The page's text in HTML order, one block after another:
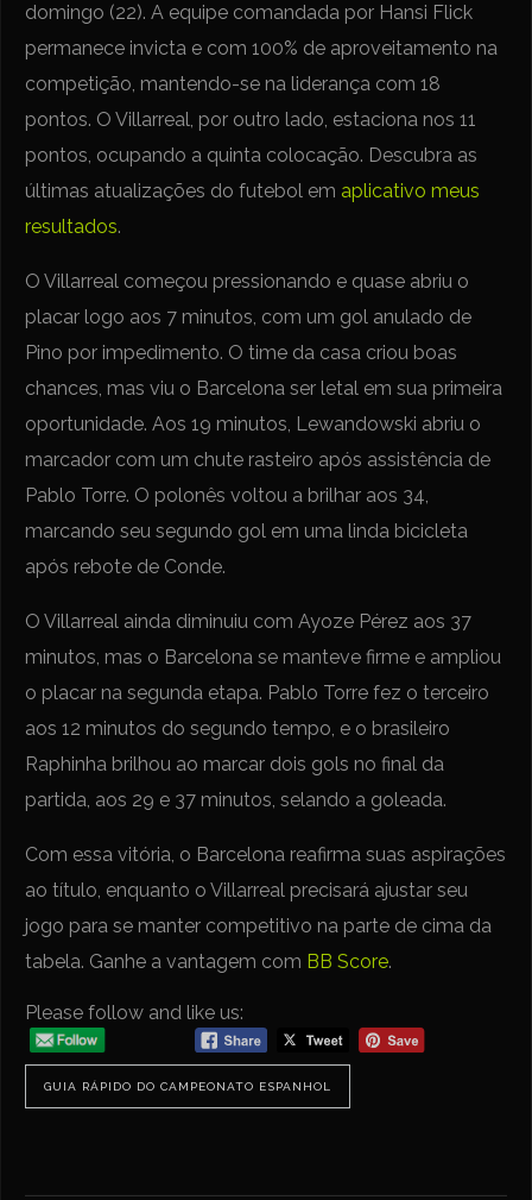
domingo (22). A equipe comandada por Hansi Flick
permanece invicta e com 100% de aproveitamento na
competição, mantendo-se na liderança com 18
pontos. O Villarreal, por outro lado, estaciona nos 11
pontos, ocupando a quinta colocação. Descubra as
últimas atualizações do futebol em aplicativo meus
resultados.
O Villarreal começou pressionando e quase abriu o
placar logo aos 7 minutos, com um gol anulado de
Pino por impedimento. O time da casa criou boas
chances, mas viu o Barcelona ser letal em sua primeira
oportunidade. Aos 19 minutos, Lewandowski abriu o
marcador com um chute rasteiro após assistência de
Pablo Torre. O polonês voltou a brilhar aos 34,
marcando seu segundo gol em uma linda bicicleta
após rebote de Conde.
O Villarreal ainda diminuiu com Ayoze Pérez aos 37
minutos, mas o Barcelona se manteve firme e ampliou
o placar na segunda etapa. Pablo Torre fez o terceiro
aos 12 minutos do segundo tempo, e o brasileiro
Raphinha brilhou ao marcar dois gols no final da
partida, aos 29 e 37 minutos, selando a goleada.
Com essa vitória, o Barcelona reafirma suas aspirações
ao título, enquanto o Villarreal precisará ajustar seu
jogo para se manter competitivo na parte de cima da
tabela. Ganhe a vantagem com BB Score.
Please follow and like us:
GUIA RÁPIDO DO CAMPEONATO ESPANHOL